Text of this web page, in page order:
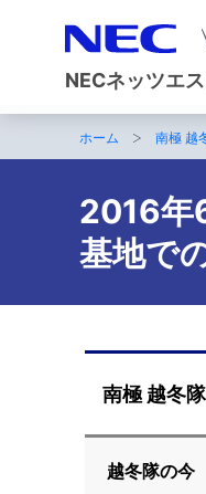
NECネッツエ
サ
ト
内
の
現
在
位
ホーム 南極 越
2016年
基地で
ロ
ー
カ
南極 越冬
越冬隊の今